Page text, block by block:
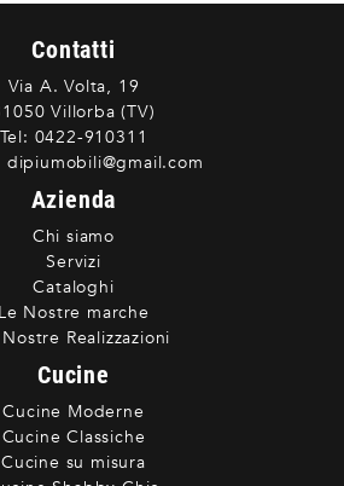
Contatti
Via A. Volta, 19
Villorba (TV)
Tel: 0422-910311
dipiumobili@gmail.com
Azienda
Chi siamo
Servizi
Cataloghi
Le Nostre marche
Realizzazioni
Cucine
Cucine Moderne
Cucine Classiche
Cucine su misura